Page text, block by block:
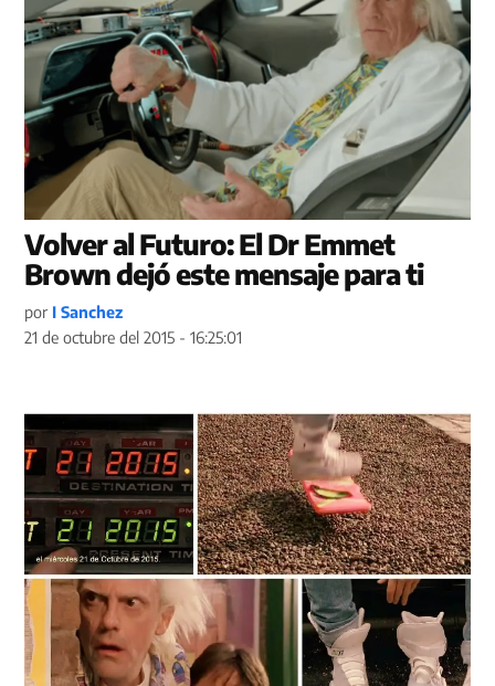
Volver al Futuro: El Dr Emmet
Brown dejó este mensaje para ti
por I Sanchez
21 de octubre del 2015 - 16:25:01